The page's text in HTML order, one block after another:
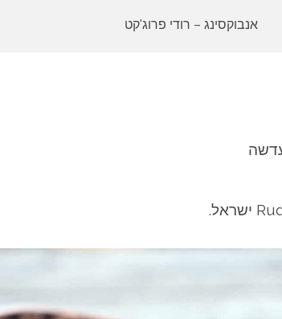
אנבוקסינג – רודי פרוג'קט